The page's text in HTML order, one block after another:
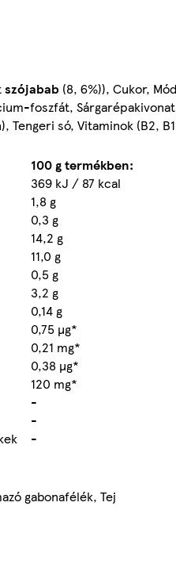
szójabab (8, 6%)), Cukor,
foszfát,
Tengeri só, Vitaminok (B2,
100 g termékben:
369 kJ / 87 kcal
1,8 g
0,3 g
14,2 g
11,0 g
0,5 g
3,2 g
0,14 g
0,75 µg*
0,21 mg*
0,38 µg*
120 mg*
-
-
-
gabonafélék, Tej